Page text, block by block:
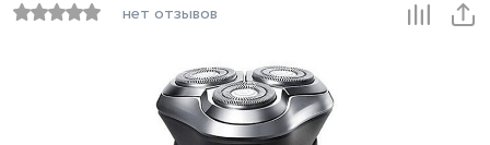
нет отзывов